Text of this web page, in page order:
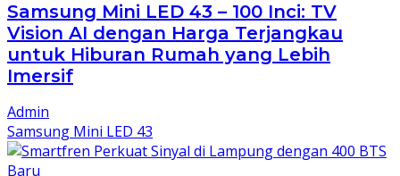
Samsung Mini LED 43 – 100 Inci: TV
Vision AI dengan Harga Terjangkau
untuk Hiburan Rumah yang Lebih
Imersif
Admin
Samsung Mini LED 43